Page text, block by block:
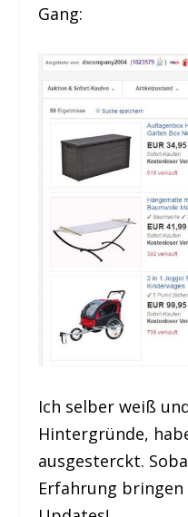
Gang:
Ich selber weiß
Hintergründe,
ausgesterckt.
Erfahrung